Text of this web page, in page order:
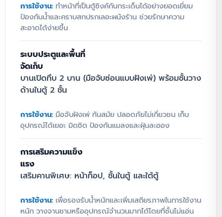
ยาวนาน
นอกจากฟังก์ชันอ่างล้างจานที่มีความลึกเหมาะสม
แล้ว การออกแบบให้มีตู้เก็บของด้านล่างยังช่วย
เพิ่มพื้นที่จัดเก็บน้ำยาทำความสะอาดหรืออุปกรณ์
ต่างๆ ให้เป็นระเบียบเรียบร้อย มาพร้อมแผงกัน
กระเด็น 3 ด้านที่ออกแบบมาเพื่อปกป้องพื้นที่
ปฏิบัติงาน ช่วยลดภาระในการทำความสะอาดผนัง
อาชีพอยู่เสมอ
ยกระดับความสะอาดและ
ประสิทธิภาพในครัวด้วย ตู้ซิงค์ล้าง
จาน 1 หลุม สแตนเลส 304
เชิงพาณิชย์เป็นสิ่งสำคัญยิ่งตู้ซิงค์ล้างจาน 1
หลุม สแตนเลส 304รุ่นนี้ ถูกออกแบบมาเพื่อ
การใช้งาน: ทำหน้าที่เป็นตู้ซิงค์กันกระเด็นได้อย่างยอดเยี่ยม
ป้องกันน้ำและคราบสกปรกเลอะผนังร้าน ช่วยรักษาความ
สะอาดได้ง่ายขึ้น
ระบบประตูและพื้นที่
จัดเก็บ
บานเปิดทึบ 2 บาน (มือจับซ่อนแบบฝังเพ่) พร้อมชั้นวาง
ด้านในตู้ 2 ชั้น
การใช้งาน: มือจับฝังเพ่ ทันสมัย ปลอดภัยไม่เกี่ยวชน เก็บ
อุปกรณ์ได้เยอะ มิดชิด ป้องกันแมลงและฝุ่นละออง
การเสริมความแข็ง
แรง
เสริมคานพิเศษ: หน้าท็อป, ชั้นในตู้ และใต้ตู้
การใช้งาน: เพื่อรองรับน้ำหนักและเพิ่มเสถียรภาพในการใช้งาน
หนัก วางจานชามหรืออุปกรณ์จำนวนมากได้โดยที่ชั้นไม่แอ่น